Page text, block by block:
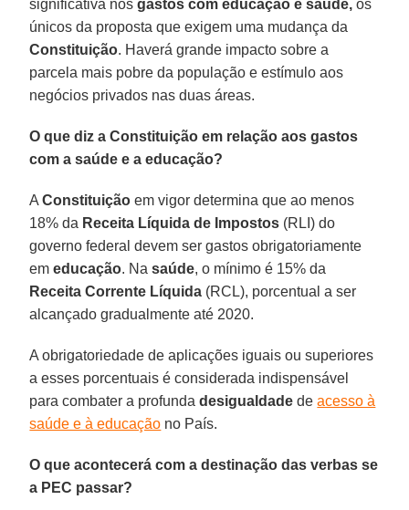
significativa nosgastos com educação e saúde, os
únicos da proposta que exigem uma mudança da
Constituição. Haverá grande impacto sobre a
parcela mais pobre da população e estímulo aos
negócios privados nas duas áreas.
O que diz a Constituição em relação aos gastos
com a saúde e a educação?
AConstituição em vigor determina que ao menos
18% da Receita Líquida de Impostos (RLI) do
governo federal devem ser gastos obrigatoriamente
emeducação. Nasaúde, o mínimo é 15% da
Receita Corrente Líquida (RCL), porcentual a ser
alcançado gradualmente até 2020.
A obrigatoriedade de aplicações iguais ou superiores
a esses porcentuais é considerada indispensável
para combater a profundadesigualdade deacesso à
saúde e à educação no País.
O que acontecerá com a destinação das verbas se
a PEC passar?